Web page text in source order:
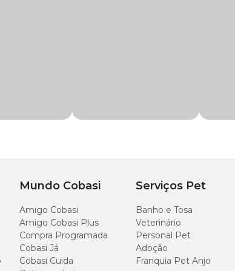
do produto.
Mundo Cobasi
Amigo Cobasi
Amigo Cobasi Plus
Compra Programada
Cobasi Já
Cobasi Cuida
Serviços Pet
Banho e Tosa
Veterinário
Personal Pet
Adoção
Franquia Pet Anjo